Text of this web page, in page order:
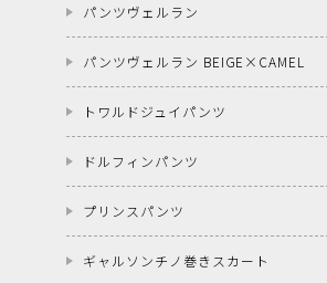
パンツヴェルラン
パンツヴェルラン BEIGE×CAMEL
トワルドジュイパンツ
ドルフィンパンツ
プリンスパンツ
ギャルソンチノ巻きスカート